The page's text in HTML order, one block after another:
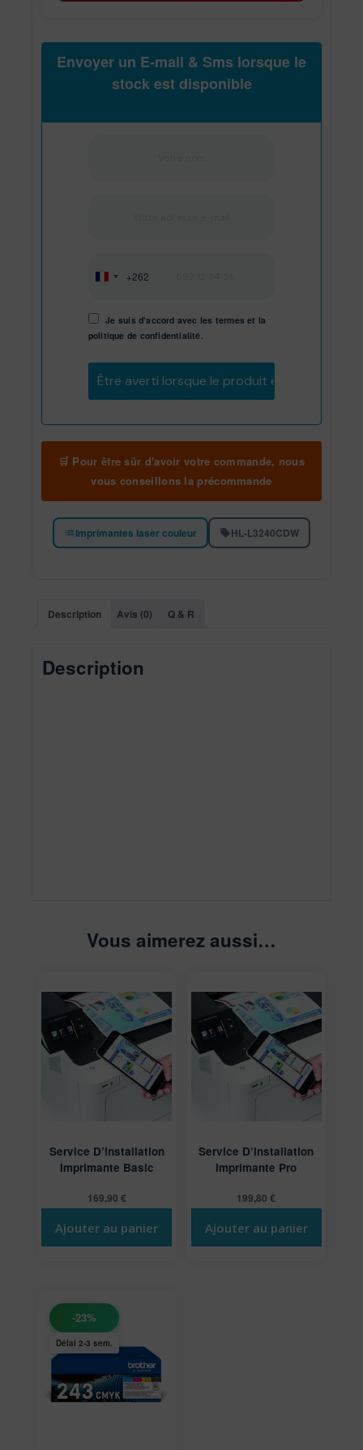
Envoyer un E-mail & Sms lorsque le
stock est disponible
Réunion
+262
Je suis d'accord avec les termeset la
politique de confidentialité.
Être averti lorsque le produit est en stock
🛒 Pour être sûr d'avoir votre commande, nous
vous conseillons la précommande
Imprimantes laser couleur HL-L3240CDW
Description Avis (0) Q & R
Description
Vous aimerez aussi…
Service D’installation
Imprimante Basic
169,90 €
Ajouter au panier
Service D’installation
Imprimante Pro
199,80€
Ajouter au panier
-23%
Délai 2-3 sem.